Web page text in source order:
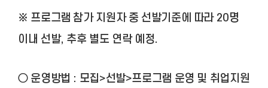
※ 프로그램 참가 지원자 중 선발기준에 따라 20명
이내 선발, 추후 별도 연락 예정.
○ 운영방법 : 모집>선발>프로그램 운영 및 취업지원